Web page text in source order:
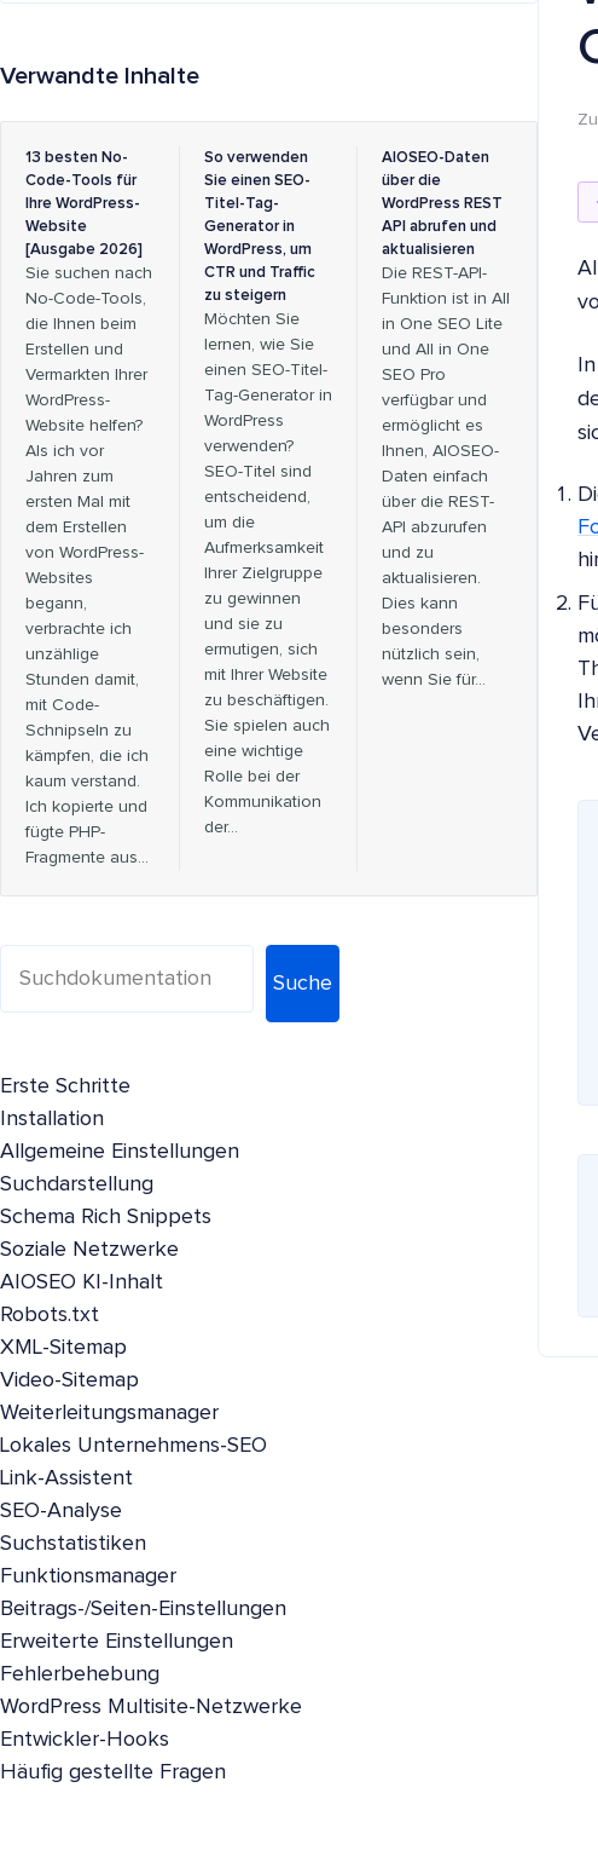
Verwandte Inhalte
13 besten No-
Code-Tools für
Ihre WordPress-
Website
[Ausgabe 2026]
Sie suchen nach
No-Code-Tools,
die Ihnen beim
Erstellen und
Vermarkten Ihrer
WordPress-
Website helfen?
Als ich vor
Jahren zum
ersten Mal mit
dem Erstellen
von WordPress-
Websites
begann,
verbrachte ich
unzählige
Stunden damit,
mit Code-
Schnipseln zu
kämpfen, die ich
kaum verstand.
Ich kopierte und
fügte PHP-
Fragmente aus...
So verwenden
Sie einen SEO-
Titel-Tag-
Generator in
WordPress, um
CTR und Traffic
zu steigern
Möchten Sie
lernen, wie Sie
einen SEO-Titel-
Tag-Generator in
WordPress
verwenden?
SEO-Titel sind
entscheidend,
um die
Aufmerksamkeit
Ihrer Zielgruppe
zu gewinnen
und sie zu
ermutigen, sich
mit Ihrer Website
zu beschäftigen.
Sie spielen auch
eine wichtige
Rolle bei der
Kommunikation
der…
AIOSEO-Daten
über die
WordPress REST
API abrufen und
aktualisieren
Die REST-API-
Funktion ist in All
in One SEO Lite
und All in One
SEO Pro
verfügbar und
ermöglicht es
Ihnen, AIOSEO-
Daten einfach
über die REST-
API abzurufen
und zu
aktualisieren.
Dies kann
besonders
nützlich sein,
wenn Sie für...
Suche
Erste Schritte
Installation
Allgemeine Einstellungen
Suchdarstellung
Schema Rich Snippets
Soziale Netzwerke
AIOSEO KI-Inhalt
Robots.txt
XML-Sitemap
Video-Sitemap
Weiterleitungsmanager
Lokales Unternehmens-SEO
Link-Assistent
SEO-Analyse
Suchstatistiken
Funktionsmanager
Beitrags-/Seiten-Einstellungen
Erweiterte Einstellungen
Fehlerbehebung
WordPress Multisite-Netzwerke
Entwickler-Hooks
Häufig gestellte Fragen